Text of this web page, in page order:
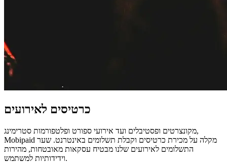
כרטיסים לאירועים
מקונצרטים ופסטיבלים ועד אירועי ספורט ופלטפורמות סטרימינג,
Mobipaid מקלה על מכירת כרטיסים וקבלת תשלומים באינטרנט. שער
התשלומים לאירועים שלנו מבטיח עסקאות מאובטחות, מהירות
וידידותיות למשתמש.